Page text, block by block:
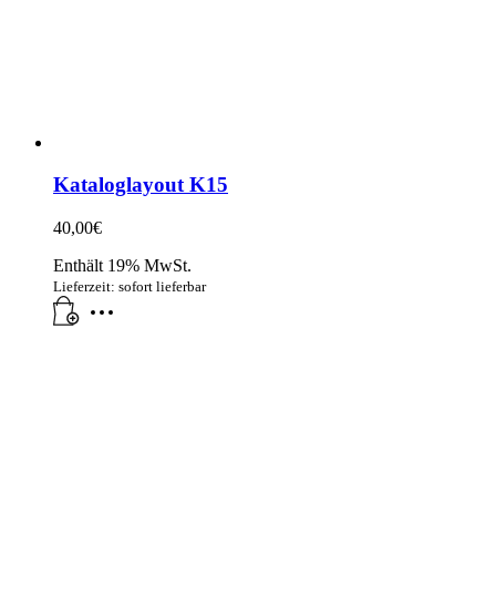
Kataloglayout K15
40,00€
Enthält 19% MwSt.
Lieferzeit: sofort lieferbar